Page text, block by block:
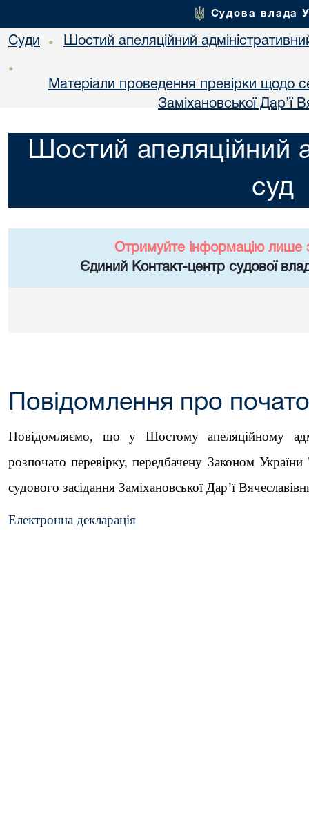
Судова влада
Суди • Шостий апеляційний
•
Матеріали проведення превірки щодо
Заміхановської Дар’ї
Шостий апеляційний
суд
Отримуйте інформацію лише
Єдиний Контакт-центр судової
Повідомлення про
Повідомляємо, що у Шостому апеляційному
розпочато перевірку, передбачену Законом
судового засідання Заміхановської Дар’ї
Електронна декларація